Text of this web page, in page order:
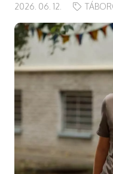
2026. 06. 12.